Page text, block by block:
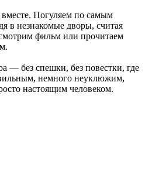
вместе. Погуляем по самым
в незнакомые дворы, считая
фильм или прочитаем
— без спешки, без повестки, где
немного неуклюжим,
настоящим человеком.